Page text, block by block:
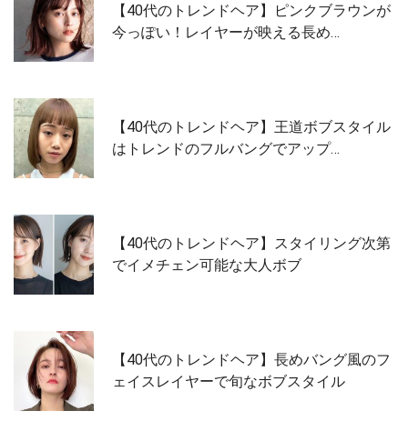
【40代のトレンドヘア】ピンクブラウンが
今っぽい！レイヤーが映える長め…
【40代のトレンドヘア】王道ボブスタイル
はトレンドのフルバングでアップ…
【40代のトレンドヘア】スタイリング次第
でイメチェン可能な大人ボブ
【40代のトレンドヘア】長めバング風のフ
ェイスレイヤーで旬なボブスタイル